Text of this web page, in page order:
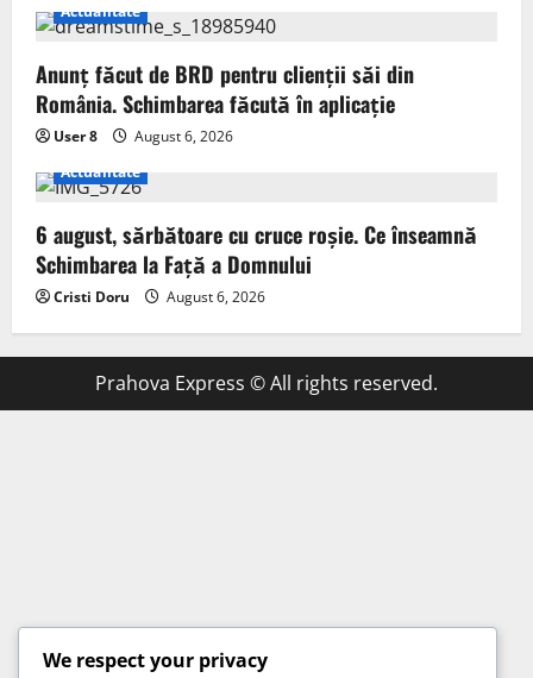
Actualitate
Anunț făcut de BRD pentru clienții săi din
România. Schimbarea făcută în aplicație
User 8
August 6, 2026
Actualitate
6 august, sărbătoare cu cruce roșie. Ce înseamnă
Schimbarea la Față a Domnului
Cristi Doru August 6, 2026
Prahova Express © All rights reserved.
We respect your privacy